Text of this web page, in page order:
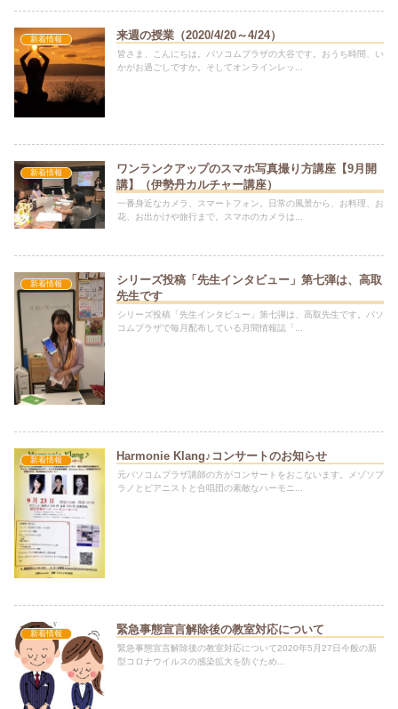
新着情報 来週の授業（2020/4/20～4/24）
皆さま、こんにちは。パソコムプラザの大谷です。おうち時間、い
かがお過ごしですか。そしてオンラインレッ...
新着情報
ワンランクアップのスマホ写真撮り方講座【9月開
講】（伊勢丹カルチャー講座）
一番身近なカメラ、スマートフォン。日常の風景から、お料理、お
花、お出かけや旅行まで。スマホのカメラは...
新着情報
シリーズ投稿「先生インタビュー」第七弾は、高取
先生です
シリーズ投稿「先生インタビュー」第七弾は、高取先生です。パソ
コムプラザで毎月配布している月間情報誌「...
新着情報 Harmonie Klang♪コンサートのお知らせ
元パソコムプラザ講師の方がコンサートをおこないます。メゾソプ
ラノとピアニストと合唱団の素敵なハーモニ...
新着情報 緊急事態宣言解除後の教室対応について
緊急事態宣言解除後の教室対応について2020年5月27日今般の新
型コロナウイルスの感染拡大を防ぐため...